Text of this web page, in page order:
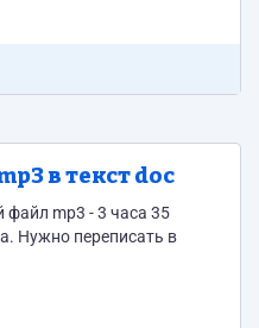
в текст doc
файл mp3 - 3 часа 35
Нужно переписать в